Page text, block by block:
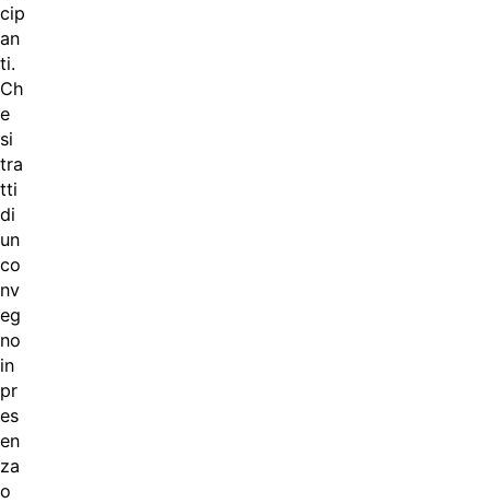
cip
an
ti.
Ch
e
si
tra
tti
di
un
co
nv
eg
no
in
pr
es
en
za
o